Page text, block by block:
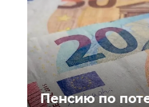
Пенсию по